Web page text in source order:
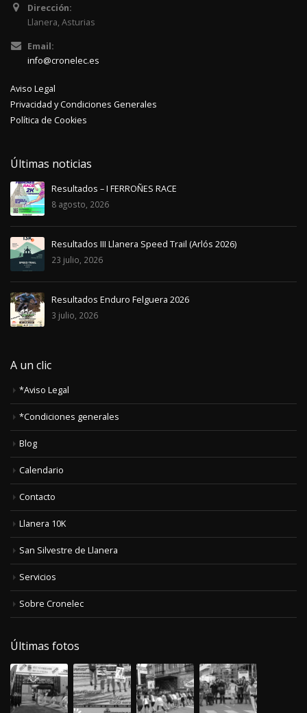
Dirección:
Llanera, Asturias
Email:
info@cronelec.es
Aviso Legal
Privacidad y Condiciones Generales
Política de Cookies
Últimas noticias
Resultados – I FERROÑES RACE
8 agosto, 2026
Resultados III Llanera Speed Trail (Arlós 2026)
23 julio, 2026
Resultados Enduro Felguera 2026
3 julio, 2026
A un clic
*Aviso Legal
*Condiciones generales
Blog
Calendario
Contacto
Llanera 10K
San Silvestre de Llanera
Servicios
Sobre Cronelec
Últimas fotos